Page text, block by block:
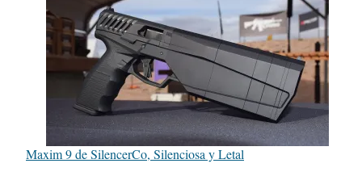
Maxim 9 de SilencerCo, Silenciosa y Letal